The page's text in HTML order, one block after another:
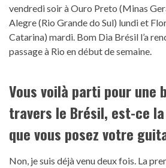
vendredi soir à Ouro Preto (Minas
Alegre (Rio Grande do Sul) lundi et
Catarina) mardi. Bom Dia Brésil l’a
passage à Rio en début de semaine.
Vous voilà parti pour une
travers le Brésil, est-ce
que vous posez votre
Non, je suis déjà venu deux fois. La